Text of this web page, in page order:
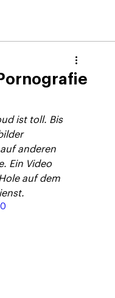
ist toll. Bis
anderen
Ein Video
auf dem